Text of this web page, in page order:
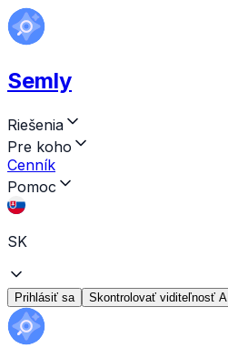
Semly
Riešenia
Pre koho
Cenník
Pomoc
SK
Prihlásiť sa Skontrolovať viditeľnosť AI